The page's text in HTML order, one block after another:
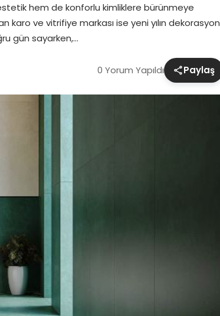
hem de konforlu kimliklere bürünmeye
karo ve vitrifiye markası ise yeni yılın dekorasyon
gün sayarken,…
0 Yorum Yapıldı Paylaş